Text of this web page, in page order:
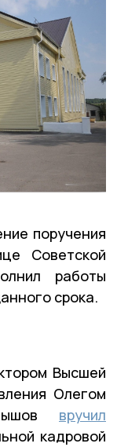
поручения
Советской
работы
срока.
Высшей
Олегом
вручил
кадровой